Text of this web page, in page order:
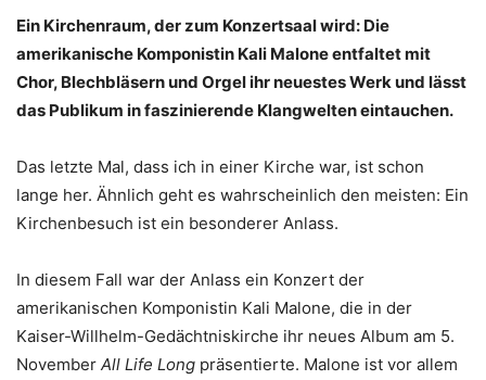
Ein Kirchenraum, der zum Konzertsaal wird: Die
amerikanische Komponistin Kali Malone entfaltet mit
Chor, Blechbläsern und Orgel ihr neuestes Werk und lässt
das Publikum in faszinierende Klangwelten eintauchen.
Das letzte Mal, dass ich in einer Kirche war, ist schon
lange her. Ähnlich geht es wahrscheinlich den meisten: Ein
Kirchenbesuch ist ein besonderer Anlass.
In diesem Fall war der Anlass ein Konzert der
amerikanischen Komponistin Kali Malone, die in der
Kaiser-Willhelm-Gedächtniskirche ihr neues Album am 5.
November All Life Long präsentierte. Malone ist vor allem